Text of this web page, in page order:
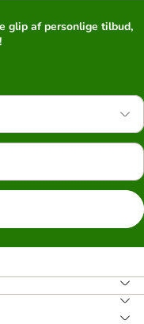
glip af personlige tilbud,